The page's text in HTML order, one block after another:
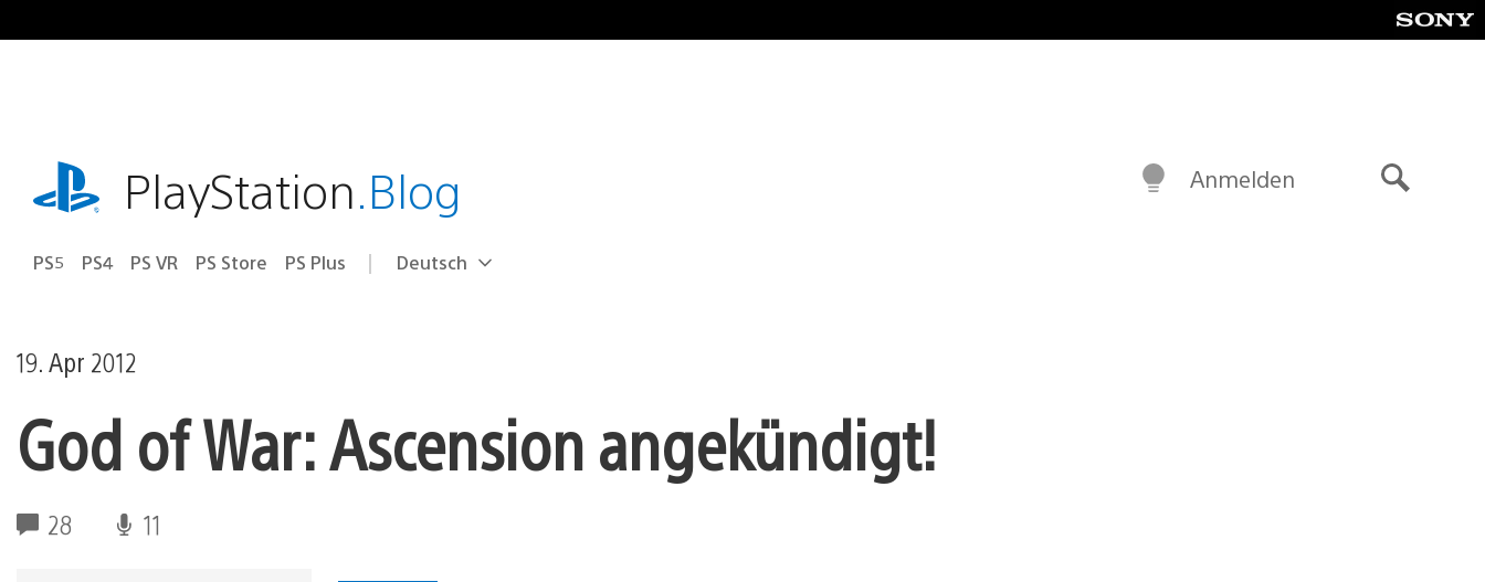
Inhalt
playstation.comPlayStation.Blog
PS5 PS4 PS VR PS Store PS Plus Select
Aktuelle
Deutsch
Anmelden
19. Apr 2012
God of War: Ascension angekündigt!
28 11